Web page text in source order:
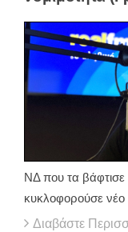
ΝΔ που τα βάφτισε
κυκλοφορούσε νέο
Διαβάστε